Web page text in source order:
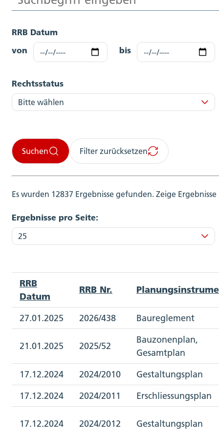
RRB Datum
von
bis
Rechtsstatus
Suchen Filter zurücksetzen
Es wurden 12837 Ergebnisse gefunden. Zeige
Ergebnisse pro Seite:
RRB
Datum
RRB Nr.
27.01.2025 2026/438 Baureglement
21.01.2025 2025/52
Bauzonenplan,
Gesamtplan
17.12.2024
2024/2010
Gestaltungsplan
17.12.2024
2024/2011 Erschliessungsplan
17.12.2024 2024/2012 Gestaltungsplan